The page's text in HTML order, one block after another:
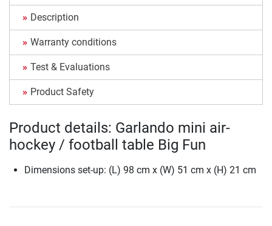
Description
Warranty conditions
Test & Evaluations
Product Safety
Product details: Garlando mini air-
hockey / football table Big Fun
Dimensions set-up: (L) 98 cm x (W) 51 cm x (H) 21 cm